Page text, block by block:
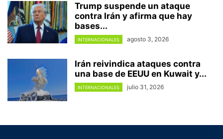
Trump suspende un ataque
contra Irán y afirma que hay
bases...
INTERNACIONALES agosto 3, 2026
Irán reivindica ataques contra
una base de EEUU en Kuwait y...
INTERNACIONALES julio 31, 2026